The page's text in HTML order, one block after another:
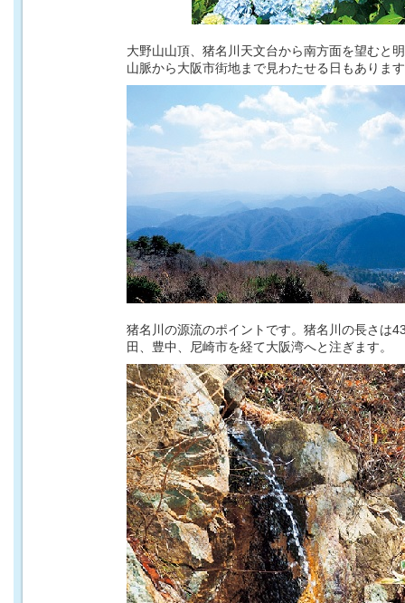
大野山山頂、猪名川天文台から南方面を望むと
山脈から大阪市街地まで見わたせる日もありま
猪名川の源流のポイントです。猪名川の長さは
田、豊中、尼崎市を経て大阪湾へと注ぎます。